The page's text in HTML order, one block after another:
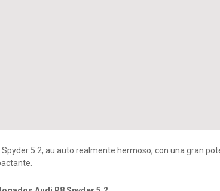
5.2, au auto realmente hermoso, con una gran